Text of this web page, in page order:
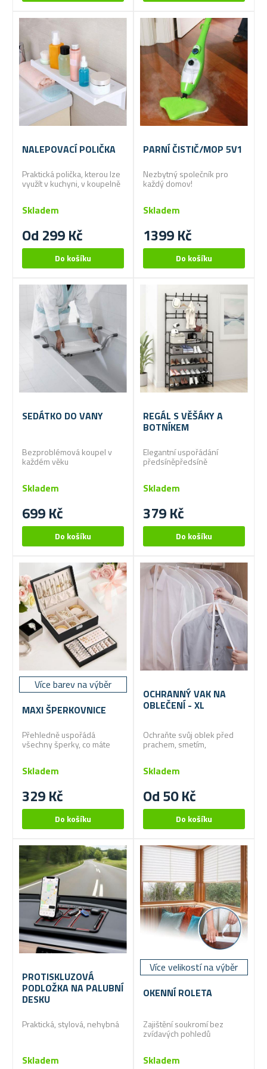
NALEPOVACÍ POLIČKA
Praktická polička, kterou lze
využít v kuchyni, v koupelně
Od 299 Kč
Skladem
PARNÍ ČISTIČ/MOP 5V1
Nezbytný společník pro
každý domov!
1399 Kč
Skladem
SEDÁTKO DO VANY
Bezproblémová koupel v
každém věku
699 Kč
Skladem
REGÁL S VĚŠÁKY A
BOTNÍKEM
Elegantní uspořádání
předsíněpředsíně
379 Kč
Skladem
Více barev na výběr
MAXI ŠPERKOVNICE
Přehledně uspořádá
všechny šperky, co máte
329 Kč
Skladem
OCHRANNÝ VAK NA
OBLEČENÍ - XL
Ochraňte svůj oblek před
prachem, smetím,
transportu!
Od 50 Kč
Skladem
PROTISKLUZOVÁ
PODLOŽKA NA PALUBNÍ
DESKU
Praktická, stylová, nehybná
Skladem
Více velikostí na výběr
OKENNÍ ROLETA
Zajištění soukromí bez
zvídavých pohledů
Skladem